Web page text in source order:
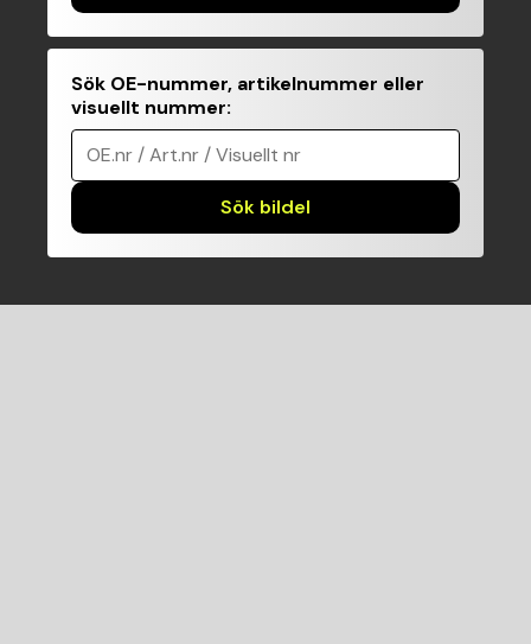
Sök OE-nummer, artikelnummer eller
visuellt nummer:
OE.nr / Art.nr / Visuellt nr
Sök bildel